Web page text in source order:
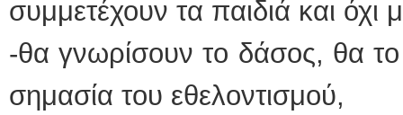
συμμετέχουν τα παιδιά και όχι
-θα γνωρίσουν το δάσος, θα
σημασία του εθελοντισμού,